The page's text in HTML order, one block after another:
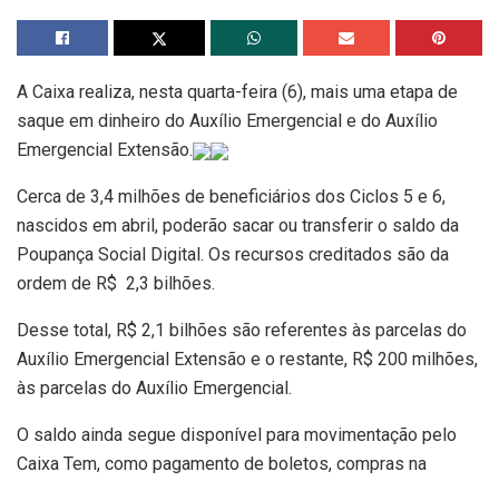
A Caixa realiza, nesta quarta-feira (6), mais uma etapa de
saque em dinheiro do Auxílio Emergencial e do Auxílio
Emergencial Extensão.
Cerca de 3,4 milhões de beneficiários dos Ciclos 5 e 6,
nascidos em abril, poderão sacar ou transferir o saldo da
Poupança Social Digital. Os recursos creditados são da
ordem de R$ 2,3 bilhões.
Desse total, R$ 2,1 bilhões são referentes às parcelas do
Auxílio Emergencial Extensão e o restante, R$ 200 milhões,
às parcelas do Auxílio Emergencial.
O saldo ainda segue disponível para movimentação pelo
Caixa Tem, como pagamento de boletos, compras na